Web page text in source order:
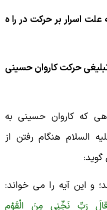
اسرار بر حرکت در را ه
حرکت کاروان حسینی
كه كاروان حسينى به
السلام هنگام رفتن از
اين آيه را مى خواند:
رَبِّ نَجِّنِي مِنَ الْقَوْمِ